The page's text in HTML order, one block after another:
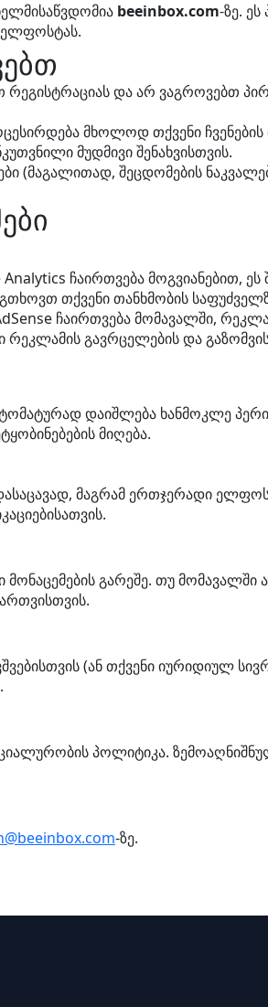
beeinbox.com-ზე.
ელფოსტას.
და არ ვაგროვებთ
მხოლოდ თქვენი ჩვენების
მუდმივი შენახვისთვის.
(მაგალითად, შეცდომების
ჩაირთვება მოგვიანებით, ეს
გთხოვთ თქვენი თანხმობის
ჩაირთვება მომავალში,
გავრცელების და
დაიშლება ხანმოკლე
მიღება.
მაგრამ ერთჯერადი
გარეშე. თუ მომავალში
(ან თქვენი იურიდიულ
პოლიტიკა.
-ზე.